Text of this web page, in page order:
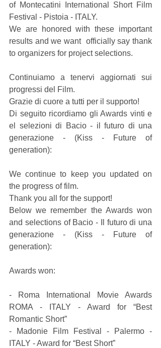
of Montecatini International Short Film
Festival - Pistoia - ITALY.
We are honored with these important
results and we want  officially say thank
to organizers for project selections.
Continuiamo a tenervi aggiornati sui
progressi del Film.
Grazie di cuore a tutti per il supporto!
Di seguito ricordiamo gli Awards vinti e
el selezioni di Bacio - il futuro di una
generazione - (Kiss - Future of
generation):
We continue to keep you updated on
the progress of film.
Thank you all for the support!
Below we remember the Awards won
and selections of Bacio - Il futuro di una
generazione - (Kiss - Future of
generation):
Awards won:
- Roma International Movie Awards
ROMA - ITALY - Award for “Best
Romantic Short”
- Madonie Film Festival - Palermo -
ITALY - Award for “Best Short”